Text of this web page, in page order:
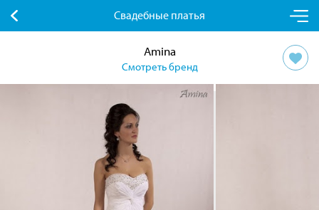
Свадебные платья
Amina
Смотреть бренд